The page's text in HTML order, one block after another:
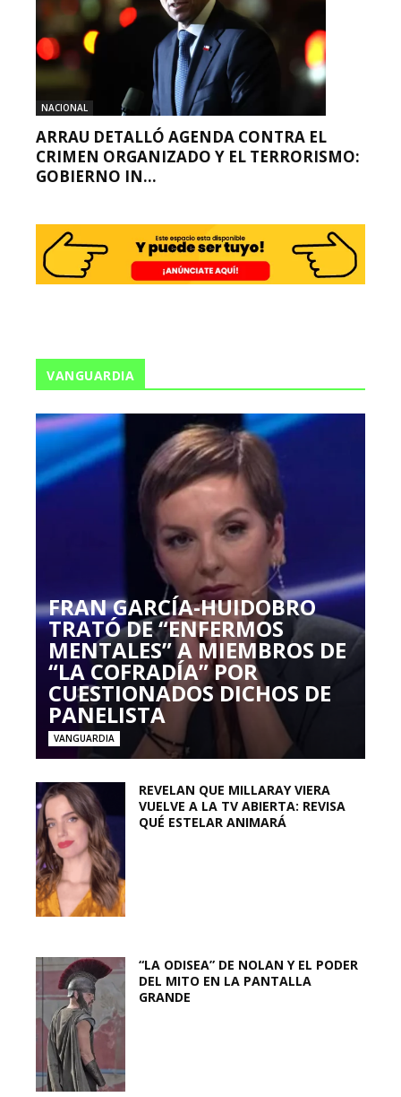
NACIONAL
ARRAU DETALLÓ AGENDA CONTRA EL
CRIMEN ORGANIZADO Y EL TERRORISMO:
GOBIERNO IN...
VANGUARDIA
FRAN GARCÍA-HUIDOBRO
TRATÓ DE “ENFERMOS
MENTALES” A MIEMBROS DE
“LA COFRADÍA” POR
CUESTIONADOS DICHOS DE
PANELISTA
VANGUARDIA
REVELAN QUE MILLARAY VIERA
VUELVE A LA TV ABIERTA: REVISA
QUÉ ESTELAR ANIMARÁ
“LA ODISEA” DE NOLAN Y EL PODER
DEL MITO EN LA PANTALLA
GRANDE